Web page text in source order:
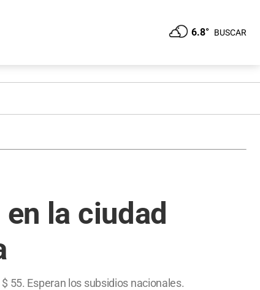
6.8° BUSCAR
la ciudad
55. Esperan los subsidios nacionales.